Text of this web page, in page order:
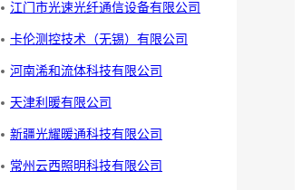
江门市光速光纤通信设备有限公司
卡伦测控技术（无锡）有限公司
河南浠和流体科技有限公司
天津利暖有限公司
新疆光耀暖通科技有限公司
常州云西照明科技有限公司